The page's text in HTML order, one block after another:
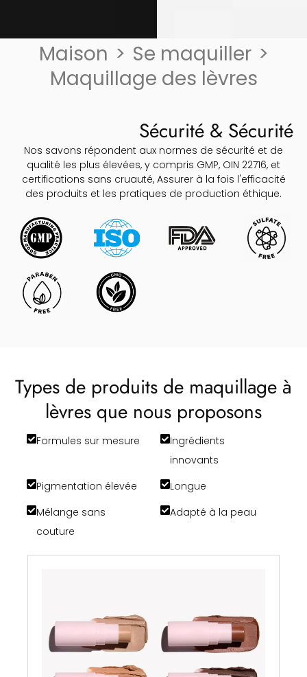
Maison > Se maquiller >
Maquillage des lèvres
Sécurité & Sécurité
Nos savons répondent aux normes de sécurité et de
qualité les plus élevées, y compris GMP, OIN 22716, et
certifications sans cruauté, Assurer à la fois l'efficacité
des produits et les pratiques de production éthique.
Types de produits de maquillage à
lèvres que nous proposons
Formules sur mesure
Ingrédients
innovants
Pigmentation élevée
Longue
Mélange sans
couture
Adapté à la peau